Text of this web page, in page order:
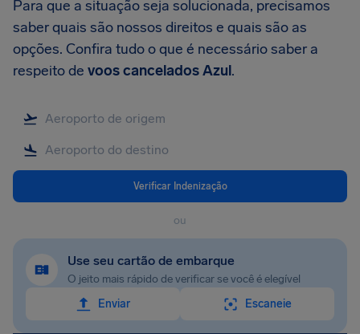
Para que a situação seja solucionada, precisamos
saber quais são nossos direitos e quais são as
opções. Confira tudo o que é necessário saber a
respeito de voos cancelados Azul.
Verificar Indenização
ou
Use seu cartão de embarque
O jeito mais rápido de verificar se você é elegível
Enviar
Escaneie